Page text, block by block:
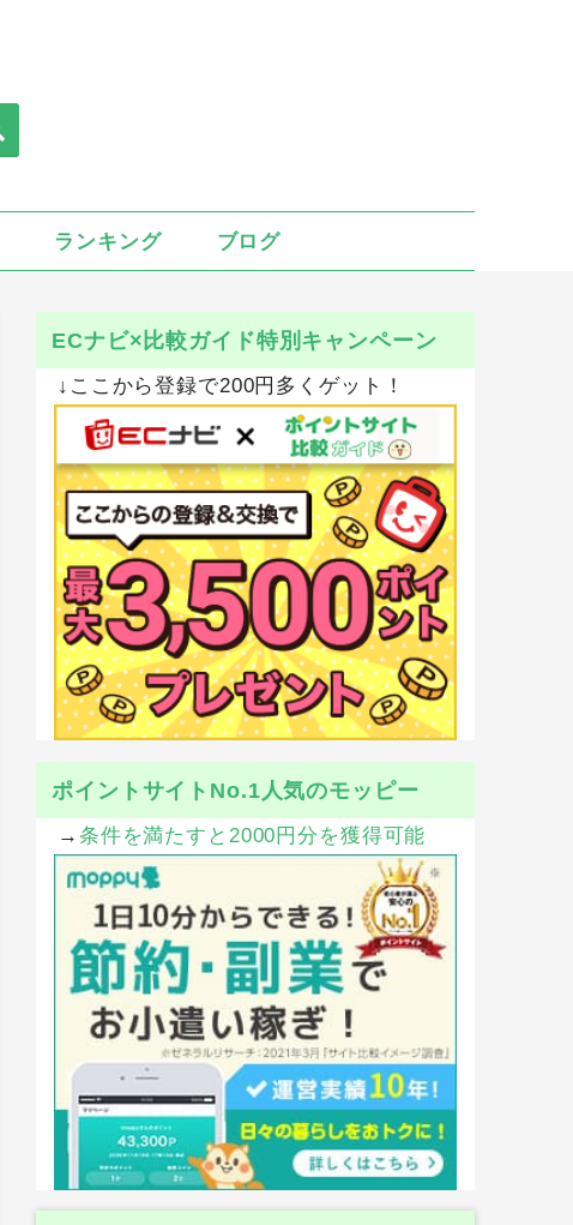
ランキング ブログ
ECナビ×比較ガイド特別キャンペーン
↓ここから登録で200円多くゲット！
ポイントサイトNo.1人気のモッピー
→ 条件を満たすと2000円分を獲得可能